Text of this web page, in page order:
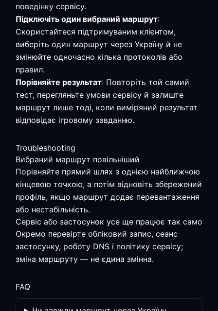
поведінку сервісу.
Підключіть один вибраний маршрут:
Скористайтеся підтримуваним клієнтом,
виберіть один маршрут через Україну й не
змінюйте одночасно кілька протоколів або
правил.
Порівняйте результат: Повторіть той самий
тест, перегляньте умови сервісу й залиште
маршрут лише тоді, коли виміряний результат
відповідає ігровому завданню.
Troubleshooting
Вибраний маршрут повільніший
Порівняйте прямий шлях з однією найближчою
кінцевою точкою, а потім відновіть збережений
профіль, якщо маршрут додає перевантаження
або нестабільність.
Сервіс або застосунок усе ще працює так само
Окремо перевірте обліковий запис, сеанс
застосунку, роботу DNS і політику сервісу;
зміна маршруту — не єдина змінна.
FAQ